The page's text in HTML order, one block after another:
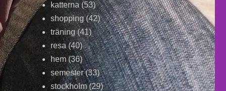
katterna (53)
shopping (42)
träning (41)
resa (40)
hem (36)
semester (33)
stockholm (29)